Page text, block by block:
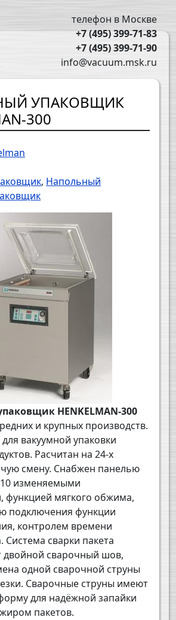
телефон в Москве
+7 (495) 399-71-83
+7 (495) 399-71-90
info@vacuum.msk.ru
УПАКОВЩИК
300
Напольный
HENKELMAN-300
и крупных производств.
вакуумной упаковки
Расчитан на 24-х
смену. Снабжен панелью
изменяемыми
функцией мягкого обжима,
подключения функции
контролем времени
сварки пакета
двойной сварочный шов,
одной сварочной струны
Сварочные струны имеют
для надёжной запайки
пакетов.